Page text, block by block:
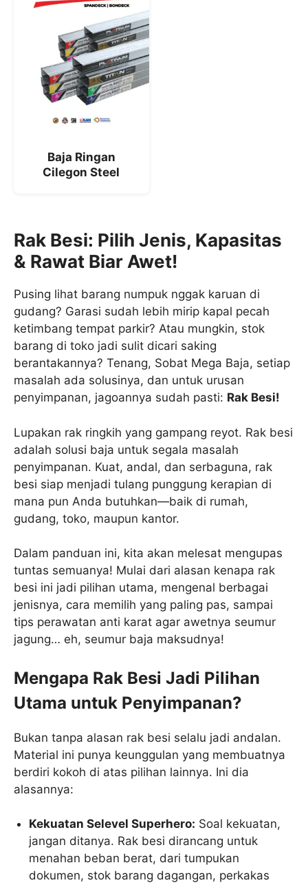
Baja Ringan
Cilegon Steel
Rak Besi: Pilih Jenis, Kapasitas
& Rawat Biar Awet!
Pusing lihat barang numpuk nggak karuan di
gudang? Garasi sudah lebih mirip kapal pecah
ketimbang tempat parkir? Atau mungkin, stok
barang di toko jadi sulit dicari saking
berantakannya? Tenang, Sobat Mega Baja, setiap
masalah ada solusinya, dan untuk urusan
penyimpanan, jagoannya sudah pasti: Rak Besi!
Lupakan rak ringkih yang gampang reyot. Rak besi
adalah solusi baja untuk segala masalah
penyimpanan. Kuat, andal, dan serbaguna, rak
besi siap menjadi tulang punggung kerapian di
mana pun Anda butuhkan—baik di rumah,
gudang, toko, maupun kantor.
Dalam panduan ini, kita akan melesat mengupas
tuntas semuanya! Mulai dari alasan kenapa rak
besi ini jadi pilihan utama, mengenal berbagai
jenisnya, cara memilih yang paling pas, sampai
tips perawatan anti karat agar awetnya seumur
jagung… eh, seumur baja maksudnya!
Mengapa Rak Besi Jadi Pilihan
Utama untuk Penyimpanan?
Bukan tanpa alasan rak besi selalu jadi andalan.
Material ini punya keunggulan yang membuatnya
berdiri kokoh di atas pilihan lainnya. Ini dia
alasannya:
Kekuatan Selevel Superhero: Soal kekuatan,
jangan ditanya. Rak besi dirancang untuk
menahan beban berat, dari tumpukan
dokumen, stok barang dagangan, perkakas